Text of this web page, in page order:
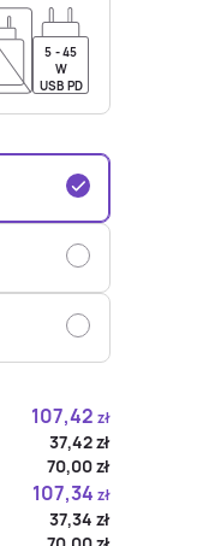
5 - 45
W
USB PD
107,42 zł
37,42zł
70,00zł
107,34 zł
37,34 zł